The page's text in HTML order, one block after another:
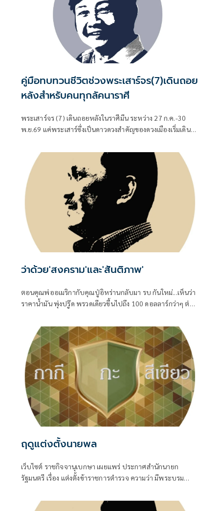
คู่มือทบทวนชีวิตช่วงพระเสาร์จร(7)เดินถอย
หลังสำหรับคนทุกลัคนาราศี
พระเสาร์จร (7) เดินถอยหลังในราศีมีน ระหว่าง 27 ก.ค.-30
พ.ย.69 แค่พระเสาร์ซึ่งเป็นดาวดวงสำคัญของดวงเมืองเริ่มเดิน
สัญญาณจะเปลี่ยนแปลงใหญ่ในนโยบายสำคัญของรัฐบาล
ว่าด้วย'สงคราม'และ'สันติภาพ'
ตอนคุณพ่ออเมริกากับคุณปู่อิหร่านกลับมา รบ กันใหม่...เห็นว่า
ราคาน้ำมัน พุ่งปรู๊ด พรวดเดียวขึ้นไปถึง 100 ดอลลาร์กว่าๆ ต่อ
ฤดูแต่งตั้งนายพล
เว็บไซต์ ราชกิจจานุเบกษา เผยแพร่ ประกาศสำนักนายก
รัฐมนตรี เรื่อง แต่งตั้งข้าราชการตำรวจ ความว่า มีพระบรม